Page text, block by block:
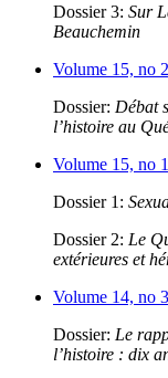
Dossier 3: Sur
Beauchemin
Volume 15, no
Dossier: Débat
l’histoire au
Volume 15, no
Dossier 1:
Dossier 2: Le
extérieures et
Volume 14, no
Dossier: Le
l’histoire : dix